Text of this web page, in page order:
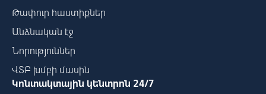
Թափուր հաստիքներ
Անձնական էջ
Նորություններ
ՎՏԲ խմբի մասին
Կոնտակտային կենտրոն 24/7